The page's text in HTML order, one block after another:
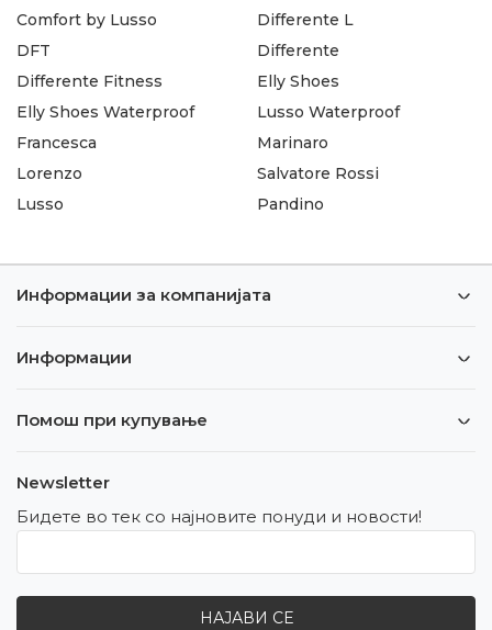
Comfort by Lusso
DFT
Differente Fitness
Differente L
Differente
Elly Shoes
Elly Shoes Waterproof
Francesca
Lorenzo
Lusso
Lusso Waterproof
Marinaro
Salvatore Rossi
Pandino
Информации за компанијата
Информации
Помош при купување
Newsletter
Бидете во тек со најновите понуди и новости!
НАЈАВИ СЕ